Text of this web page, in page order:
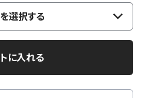
選択する
に入れる